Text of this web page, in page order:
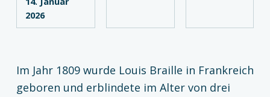
2026
Im Jahr 1809 wurde Louis Braille in Frankreich
geboren und erblindete im Alter von drei